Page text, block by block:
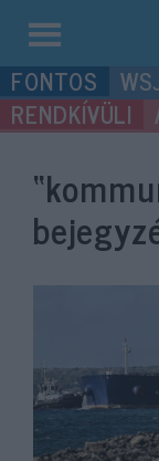
Kilépés
a
tartalomba